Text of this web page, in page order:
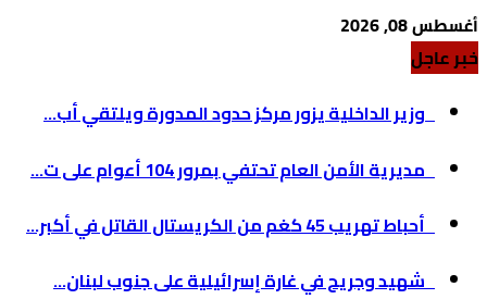
أغسطس 08, 2026
خبر عاجل
وزير الداخلية يزور مركز حدود المدورة ويلتقي أب...
مديرية الأمن العام تحتفي بمرور 104 أعوام على ت...
أحباط تهريب 45 كغم من الكريستال القاتل في أكبر...
شهيد وجريح في غارة إسرائيلية على جنوب لبنان...